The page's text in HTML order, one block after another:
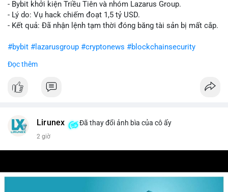
- Bybit khởi kiện Triều Tiên và nhóm Lazarus Group.
- Lý do: Vụ hack chiếm đoạt 1,5 tỷ USD.
- Kết quả: Đã nhận lệnh tạm thời đóng băng tài sản bị mất cắp.
#bybit #lazarusgroup #cryptonews #blockchainsecurity
$btc $eth
#vlikevn #titanbot
Đọc thêm
Lirunex Đã thay đổi ảnh bìa của cô ấy
2 giờ